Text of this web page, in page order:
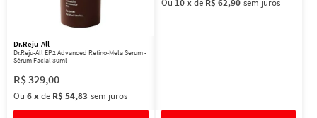
Dr.Reju-All
Dr.Reju-All EP2 Advanced Retino-Mela Serum -
Sérum Facial 30ml
R$329,00
Ou 6xde R$ 54,83 sem juros